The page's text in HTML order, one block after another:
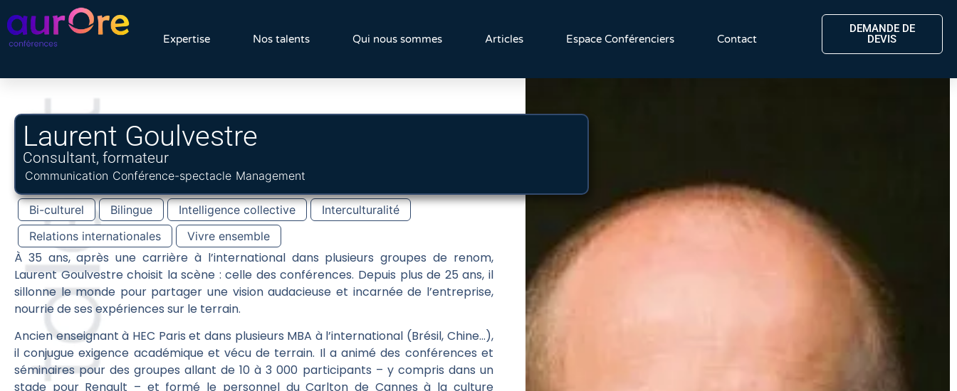
Expertise Nos talents Qui nous sommes Articles Espace Conférenciers Contact
DEMANDE DE
DEVIS
Laurent Goulvestre
Consultant, formateur
Communication Conférence-spectacle Management
Bi-culturel Bilingue Intelligence collective
Interculturalité
Relations internationales
Vivre ensemble
À 35 ans, après une carrière à l’international dans plusieurs groupes de renom,
Laurent Goulvestre choisit la scène : celle des conférences. Depuis plus de 25 ans, il
sillonne le monde pour partager une vision audacieuse et incarnée de l’entreprise,
nourrie de ses expériences sur le terrain.
Ancien enseignant à HEC Paris et dans plusieurs MBA à l’international (Brésil, Chine…),
il conjugue exigence académique et vécu de terrain. Il a animé des conférences et
séminaires pour des groupes allant de 10 à 3 000 participants – y compris dans un
stade pour Renault – et formé le personnel du Carlton de Cannes à la culture